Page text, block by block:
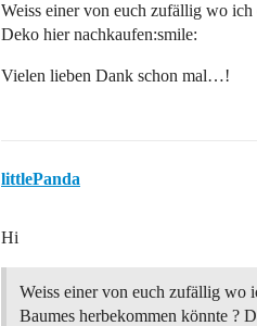
Weiss einer von euch zufällig wo
Deko hier nachkaufen:smile:
Vielen lieben Dank schon mal…!
littlePanda
Hi
Weiss einer von euch zufällig wo
Baumes herbekommen könnte ?